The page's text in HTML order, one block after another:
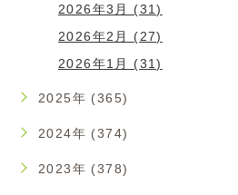
2026年3月 (31)
2026年2月 (27)
2026年1月 (31)
2025年 (365)
2024年 (374)
2023年 (378)